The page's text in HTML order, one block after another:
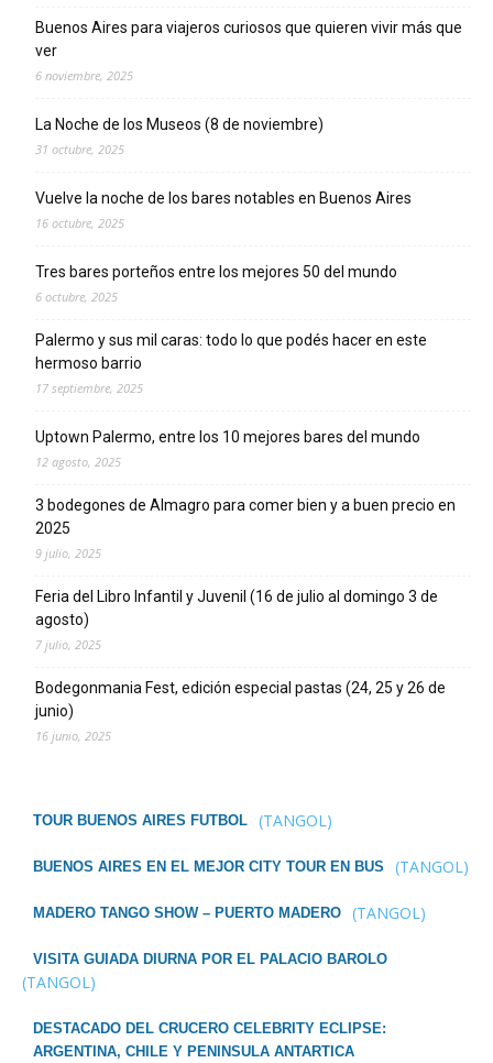
Buenos Aires para viajeros curiosos que quieren vivir más que
ver
6 noviembre, 2025
La Noche de los Museos (8 de noviembre)
31 octubre, 2025
Vuelve la noche de los bares notables en Buenos Aires
16 octubre, 2025
Tres bares porteños entre los mejores 50 del mundo
6 octubre, 2025
Palermo y sus mil caras: todo lo que podés hacer en este
hermoso barrio
17 septiembre, 2025
Uptown Palermo, entre los 10 mejores bares del mundo
12 agosto, 2025
3 bodegones de Almagro para comer bien y a buen precio en
2025
9 julio, 2025
Feria del Libro Infantil y Juvenil (16 de julio al domingo 3 de
agosto)
7 julio, 2025
Bodegonmania Fest, edición especial pastas (24, 25 y 26 de
junio)
16 junio, 2025
TOUR BUENOS AIRES FUTBOL (TANGOL)
BUENOS AIRES EN EL MEJOR CITY TOUR EN BUS (TANGOL)
MADERO TANGO SHOW – PUERTO MADERO (TANGOL)
VISITA GUIADA DIURNA POR EL PALACIO BAROLO
(TANGOL)
DESTACADO DEL CRUCERO CELEBRITY ECLIPSE:
ARGENTINA, CHILE Y PENINSULA ANTARTICA